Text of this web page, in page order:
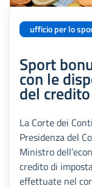
ufficio per lo
Sport
con le
del
La Corte dei
Presidenza del
Ministro
credito di
effettuate nel